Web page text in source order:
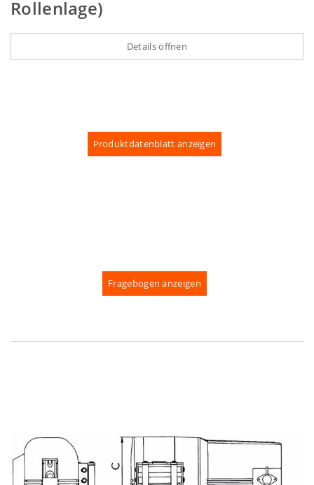
Rollenlage)
Details öffnen
Produktdatenblatt anzeigen
Fragebogen anzeigen